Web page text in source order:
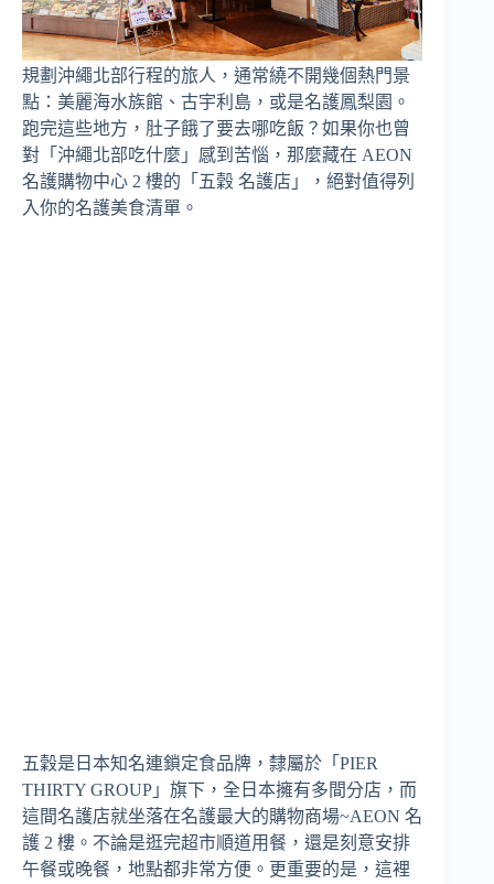
規劃沖繩北部行程的旅人，通常繞不開幾個熱門景
點：美麗海水族館、古宇利島，或是名護鳳梨園。
跑完這些地方，肚子餓了要去哪吃飯？如果你也曾
對「沖繩北部吃什麼」感到苦惱，那麼藏在 AEON
名護購物中心 2 樓的「五穀 名護店」，絕對值得列
入你的名護美食清單。
五穀是日本知名連鎖定食品牌，隸屬於「PIER
THIRTY GROUP」旗下，全日本擁有多間分店，而
這間名護店就坐落在名護最大的購物商場~AEON 名
護 2 樓。不論是逛完超市順道用餐，還是刻意安排
午餐或晚餐，地點都非常方便。更重要的是，這裡